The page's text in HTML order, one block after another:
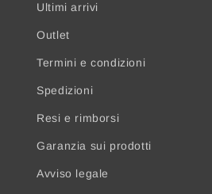
Ultimi arrivi
Outlet
Termini e condizioni
Spedizioni
Resi e rimborsi
Garanzia sui prodotti
Avviso legale